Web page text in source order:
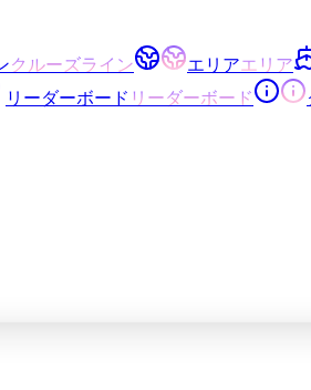
クルーズライン エリアエリア
リーダーボード リーダーボード